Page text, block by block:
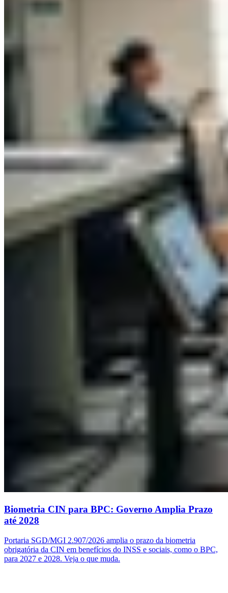
Biometria CIN para BPC: Governo Amplia Prazo
até 2028
Portaria SGD/MGI 2.907/2026 amplia o prazo da biometria
obrigatória da CIN em benefícios do INSS e sociais, como o BPC,
para 2027 e 2028. Veja o que muda.